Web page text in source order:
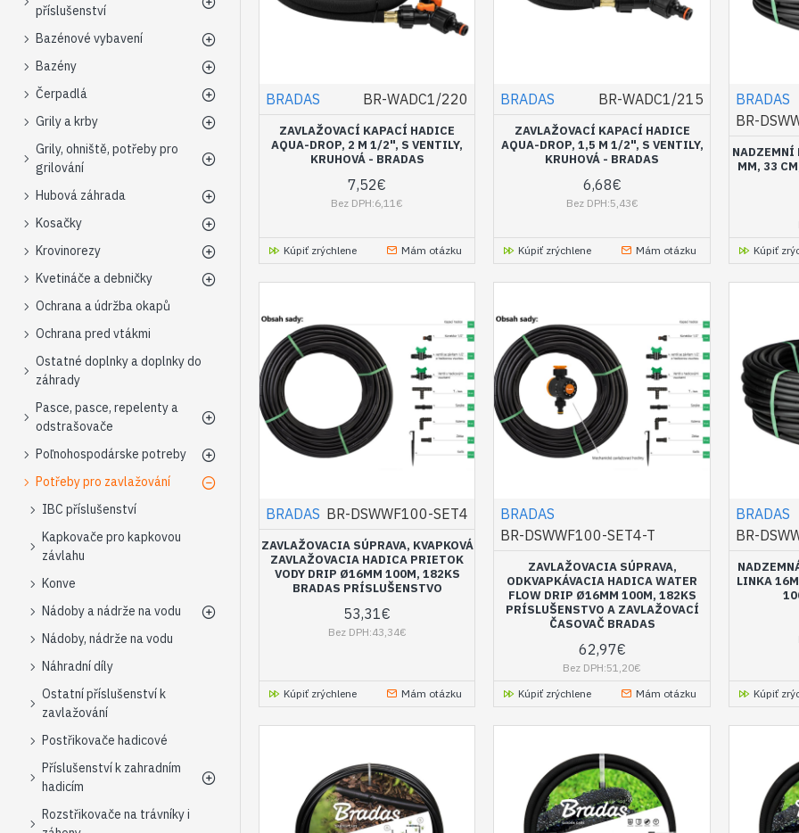
příslušenství
Bazénové vybavení
Bazény
Čerpadlá
Grily a krby
Grily, ohniště, potřeby pro
grilování
Hubová záhrada
Kosačky
Krovinorezy
Kvetináče a debničky
Ochrana a údržba okapů
Ochrana pred vtákmi
Ostatné doplnky a doplnky do
záhrady
Pasce, pasce, repelenty a
odstrašovače
Poľnohospodárske potreby
Potřeby pro zavlažování
IBC příslušenství
Kapkovače pro kapkovou
závlahu
Konve
Nádoby a nádrže na vodu
Nádoby, nádrže na vodu
Náhradní díly
Ostatní příslušenství k
zavlažování
Postřikovače hadicové
Příslušenství k zahradním
hadicím
Rozstřikovače na trávníky i
BRADAS BR-WADC1/220
ZAVLAŽOVACÍ KAPACÍ HADICE
AQUA-DROP, 2 M 1/2", S VENTILY,
KRUHOVÁ - BRADAS
7,52€
Bez DPH:6,11€
Kúpiť zrýchlene Mám otázku
BRADAS BR-WADC1/215
ZAVLAŽOVACÍ KAPACÍ HADICE
AQUA-DROP, 1,5 M 1/2", S VENTILY,
KRUHOVÁ - BRADAS
6,68€
Bez DPH:5,43€
Kúpiť zrýchlene Mám otázku
BRADAS
BR-
NADZEMNÍ
MM, 33
Kúpiť
BRADAS BR-DSWWF100-SET4
ZAVLAŽOVACIA SÚPRAVA, KVAPKOVÁ
ZAVLAŽOVACIA HADICA PRIETOK
VODY DRIP Ø16MM 100M, 182KS
BRADAS PRÍSLUŠENSTVO
53,31€
Bez DPH:43,34€
Kúpiť zrýchlene Mám otázku
BRADAS
BR-DSWWF100-SET4-T
ZAVLAŽOVACIA SÚPRAVA,
ODKVAPKÁVACIA HADICA WATER
FLOW DRIP Ø16MM 100M, 182KS
PRÍSLUŠENSTVO A ZAVLAŽOVACÍ
ČASOVAČ BRADAS
62,97€
Bez DPH:51,20€
Kúpiť zrýchlene
Mám otázku
BRADAS
BR-
LINKA
Kúpiť